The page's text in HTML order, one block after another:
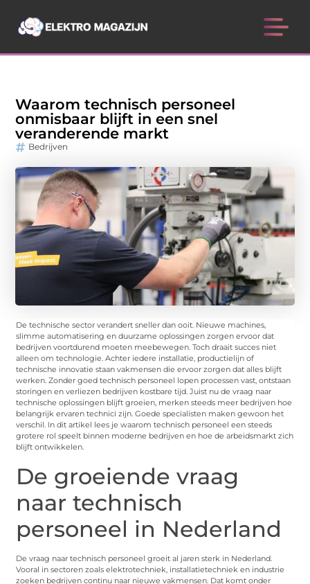
Waarom technisch personeel
onmisbaar blijft in een snel
veranderende markt
Bedrijven
De technische sector verandert sneller dan ooit. Nieuwe machines,
slimme automatisering en duurzame oplossingen zorgen ervoor dat
bedrijven voortdurend moeten meebewegen. Toch draait succes niet
alleen om technologie. Achter iedere installatie, productielijn of
technische innovatie staan vakmensen die ervoor zorgen dat alles blijft
werken. Zonder goed technisch personeel lopen processen vast, ontstaan
storingen en verliezen bedrijven kostbare tijd. Juist nu de vraag naar
technische oplossingen blijft groeien, merken steeds meer bedrijven hoe
belangrijk ervaren technici zijn. Goede specialisten maken gewoon het
verschil. In dit artikel lees je waarom technisch personeel een steeds
grotere rol speelt binnen moderne bedrijven en hoe de arbeidsmarkt zich
blijft ontwikkelen.
De groeiende vraag
naar technisch
personeel in Nederland
De vraag naar technisch personeel groeit al jaren sterk in Nederland.
Vooral in sectoren zoals elektrotechniek, installatietechniek en industrie
zoeken bedrijven continu naar nieuwe vakmensen. Dat komt onder